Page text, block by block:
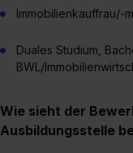
Immobilienkauffrau/-
Duales Studium,
BWL/
Wie sieht der
Ausbildungsstelle